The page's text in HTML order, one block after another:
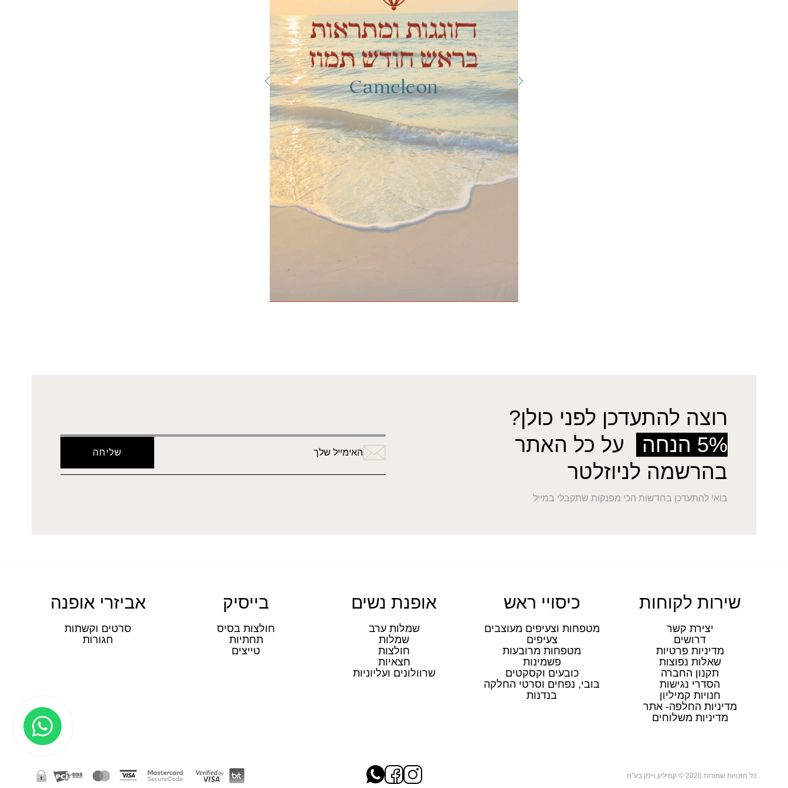
רוצה להתעדכן לפני כולן?
5% הנחה
על כל האתר
בהרשמה לניוזלטר
בואי להתעדכן בחדשות הכי מפנקות שתקבלי במייל
האימייל שלך
שירות לקוחות
יצירת קשר
דרושים
מדיניות פרטיות
שאלות נפוצות
תקנון החברה
הסדרי נגישות
חנויות קמיליון
מדיניות החלפה- אתר
מדיניות משלוחים
כיסויי ראש
מטפחות וצעיפים מעוצבים
צעיפים
מטפחות מרובעות
פשמינות
כובעים וקסקטים
בובי, נפחים וסרטי החלקה
בנדנות
אופנת נשים
שמלות ערב
שמלות
חולצות
חצאיות
שרוולונים ועליוניות
בייסיק
חולצות בסיס
תחתיות
טייצים
אביזרי אופנה
סרטים וקשתות
חגורות
כל הזכויות שמורות 2026 © קמיליון ויימן בע"מ